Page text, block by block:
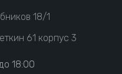
18/1
61 корпус 3
18:00